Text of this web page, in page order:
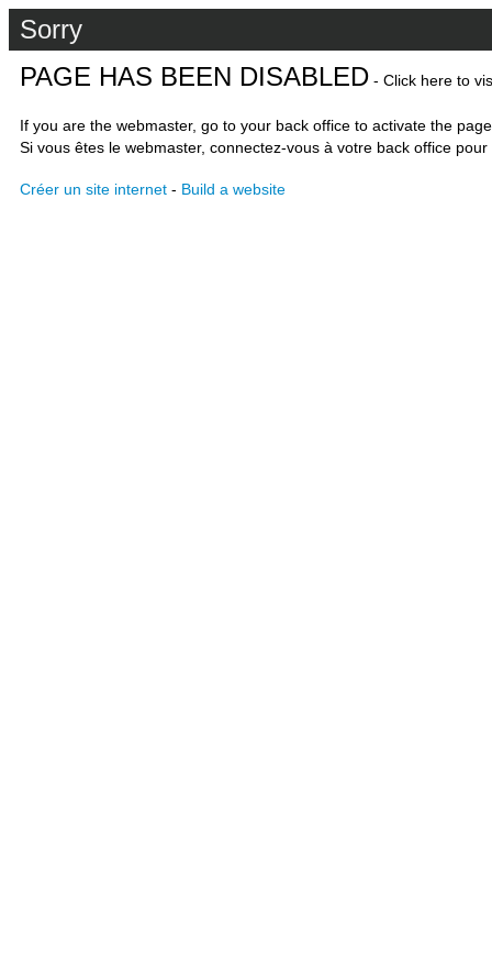
Sorry
PAGE HAS BEEN DISABLED - Click here to
If you are the webmaster, go to your back office to activate the
Si vous êtes le webmaster, connectez-vous à votre back office
Créer un site internet - Build a website